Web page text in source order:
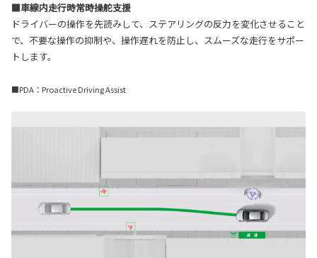
■車線内走行時常時操舵支援
ドライバーの操作を先読みして、ステアリングの反力を変化させること
で、不要な操作の抑制や、操作遅れを防止し、スムーズな走行をサポー
トします。
■PDA：Proactive Driving Assist